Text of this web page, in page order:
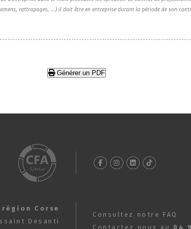
rattrapages, ...) il doit être en entreprise durant la période de son
Générer un PDF
région Corse
Desanti
Consultez notre FAQ
Contactez nous au 04